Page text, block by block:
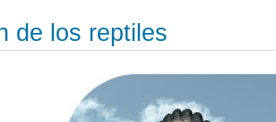
de los reptiles